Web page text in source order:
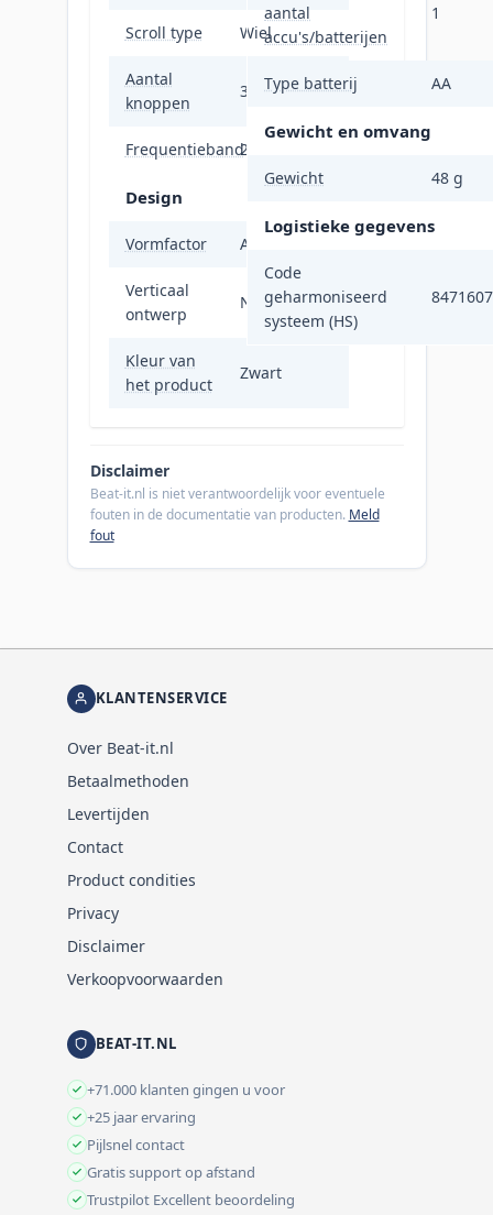
Scroll type Wiel
Aantal
knoppen
3
Frequentieband2..4 GHz
Design
Vormfactor Ambidextrous
Verticaal
ontwerp
Nee
Kleur van
het product
Zwart
aantal
accu's/batterijen
1
Type batterij AA
Gewicht en omvang
Gewicht 48 g
Logistieke gegevens
Code
geharmoniseerd
systeem (HS)
Disclaimer
Beat-it.nl is niet verantwoordelijk voor eventuele
fouten in de documentatie van producten. Meld
fout
KLANTENSERVICE
Over Beat-it.nl
Betaalmethoden
Levertijden
Contact
Product condities
Privacy
Disclaimer
Verkoopvoorwaarden
BEAT-IT.NL
+71.000 klanten gingen u voor
+25 jaar ervaring
Pijlsnel contact
Gratis support op afstand
Trustpilot Excellent beoordeling